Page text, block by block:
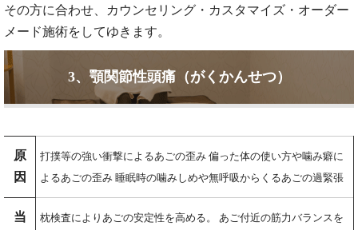
その方に合わせ、カウンセリング・カスタマイズ・オーダー
メード施術をしてゆきます。
3、顎関節性頭痛（がくかんせつ）
原
因
打撲等の強い衝撃によるあごの歪み 偏った体の使い方や噛み癖に
よるあごの歪み 睡眠時の噛みしめや無呼吸からくるあごの過緊張
当
枕検査によりあごの安定性を高める。 あご付近の筋力バランスを